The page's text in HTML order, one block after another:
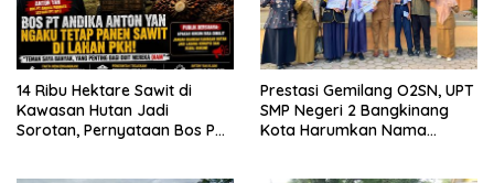
14 Ribu Hektare Sawit di
Kawasan Hutan Jadi
Sorotan, Pernyataan Bos PT
Prestasi Gemilang O2SN, UPT
SMP Negeri 2 Bangkinang
Kota Harumkan Nama